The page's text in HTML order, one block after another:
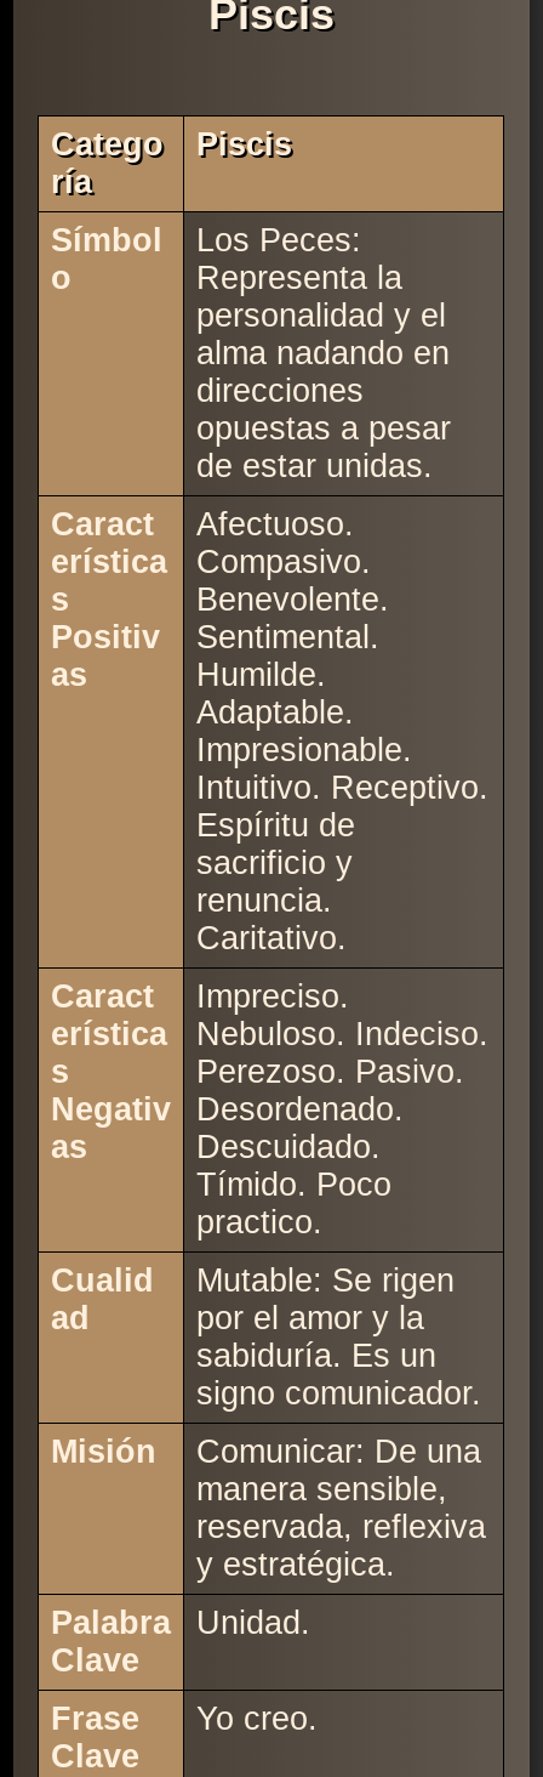
Piscis
Catego
Ría
Piscis
Símbol
o
Los Peces:
Representa la
personalidad y el
alma nadando en
direcciones
opuestas a pesar
de estar unidas.
Caract
erística
s
Positiv
as
Afectuoso.
Compasivo.
Benevolente.
Sentimental.
Humilde.
Adaptable.
Impresionable.
Intuitivo. Receptivo.
Espíritu de
sacrificio y
renuncia.
Caritativo.
Caract
erística
s
Negativ
as
Impreciso.
Nebuloso. Indeciso.
Perezoso. Pasivo.
Desordenado.
Descuidado.
Tímido. Poco
practico.
Cualid
ad
Mutable: Se rigen
por el amor y la
sabiduría. Es un
signo comunicador.
Misión
Comunicar: De una
manera sensible,
reservada, reflexiva
y estratégica.
Palabra
Clave
Unidad.
Frase
Clave
Yo creo.